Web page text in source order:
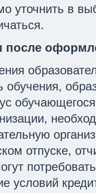
уточнить в
обучения,
отпуске,
условий